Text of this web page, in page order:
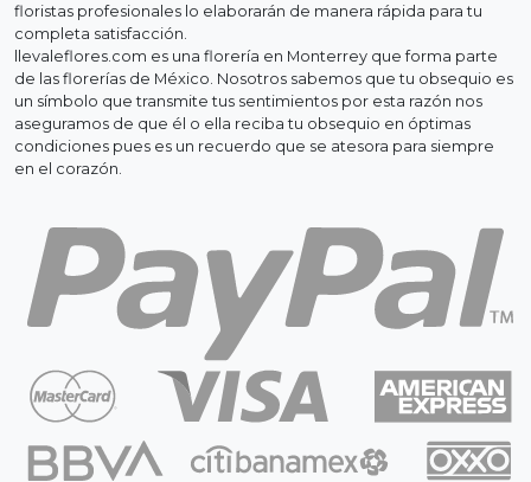
floristas profesionales lo elaborarán de manera rápida para tu
completa satisfacción.
llevaleflores.com es una florería en Monterrey que forma parte
de las florerías de México. Nosotros sabemos que tu obsequio es
un símbolo que transmite tus sentimientos por esta razón nos
aseguramos de que él o ella reciba tu obsequio en óptimas
condiciones pues es un recuerdo que se atesora para siempre
en el corazón.